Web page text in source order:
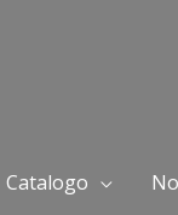
Catalogo